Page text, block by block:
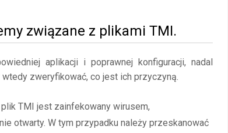
związane z plikami TMI.
aplikacji i poprawnej konfiguracji, nadal
wtedy zweryfikować, co jest ich przyczyną.
TMI jest zainfekowany wirusem,
otwarty. W tym przypadku należy przeskanować